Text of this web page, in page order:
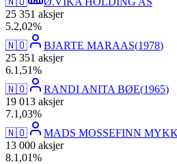
25 351 aksjer
5.2,02%
🇳🇴
BJARTE MARAAS(1978)
25 351 aksjer
6.1,51%
🇳🇴
RANDI ANITA BØE(1965)
19 013 aksjer
7.1,03%
🇳🇴
MADS MOSSEFINN
13 000 aksjer
8.1,01%